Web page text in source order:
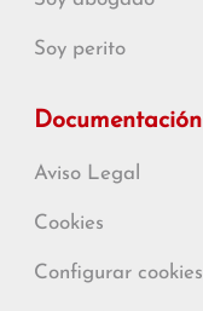
Soy perito
Documentación
Aviso Legal
Cookies
Configurar cookies